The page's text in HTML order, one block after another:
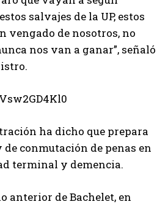
salvajes de la UP, estos
vengado de nosotros, no
nos van a ganar”, señaló
ha dicho que prepara
conmutación de penas en
terminal y demencia.
anterior de Bachelet, en